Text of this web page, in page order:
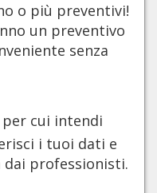
o più preventivi!
un preventivo
senza
per cui intendi
i tuoi dati e
professionisti.